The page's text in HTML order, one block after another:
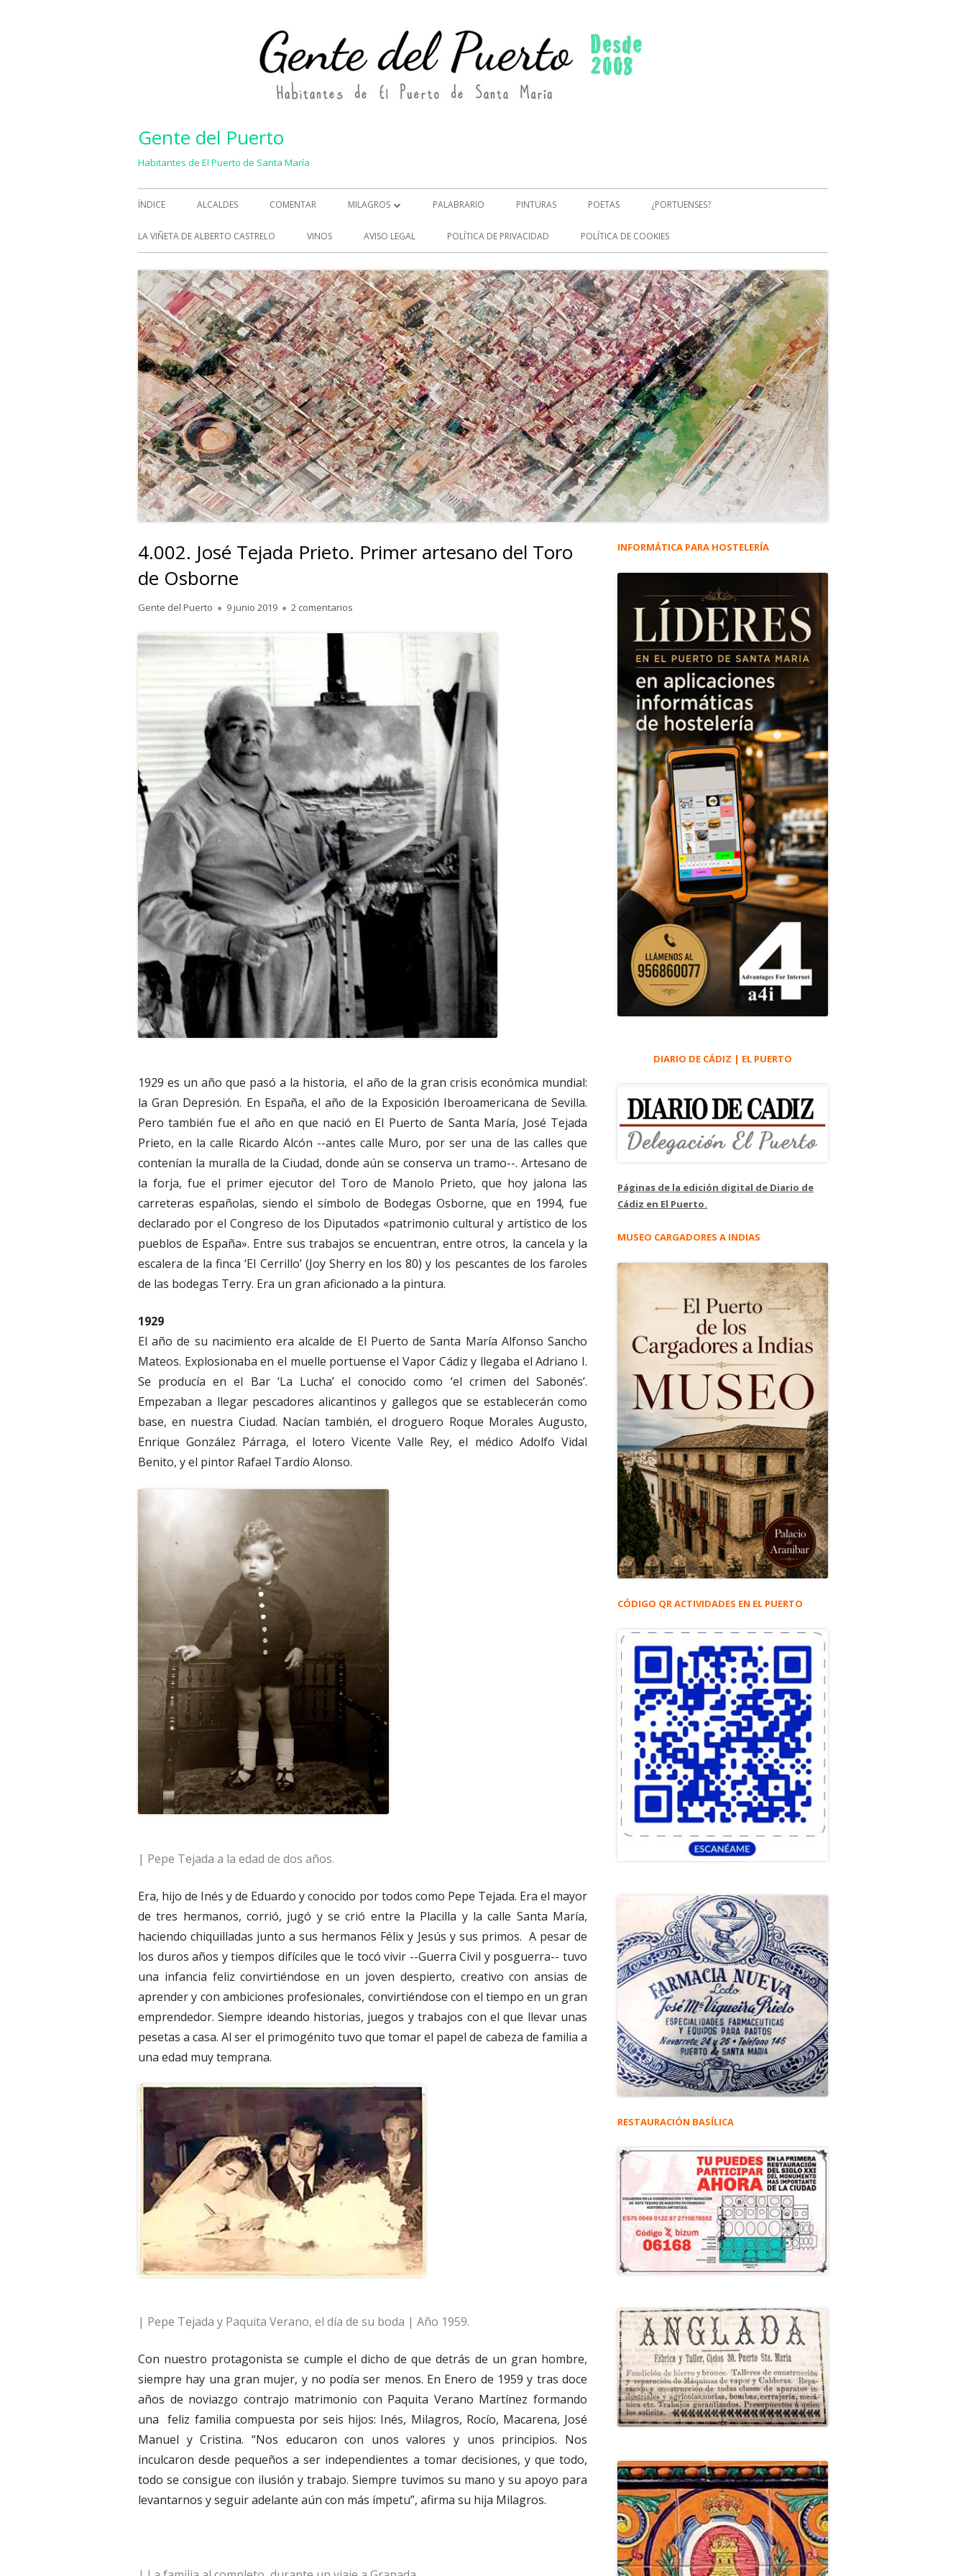
Gente del Puerto
Habitantes de El Puerto de Santa María
Menú
principal
ÍNDICE ALCALDES COMENTAR MILAGROS
MILAGROS (2)
PALABRARIO PINTURAS POETAS ¿PORTUENSES?
LA VIÑETA DE ALBERTO CASTRELO VINOS AVISO LEGAL POLÍTICA DE PRIVACIDAD POLÍTICA DE COOKIES
4.002. José Tejada Prieto. Primer artesano del Toro
de Osborne
Autor
Gente del Puerto
Publicado
9 junio 2019 2 comentarios en 4.002. José Tejada Prieto. Primer artesano del Toro de Osborne
1929 es un año que pasó a la historia, el año de la gran crisis económica mundial:
la Gran Depresión. En España, el año de la Exposición Iberoamericana de Sevilla.
Pero también fue el año en que nació en El Puerto de Santa María, José Tejada
Prieto, en la calle Ricardo Alcón --antes calle Muro, por ser una de las calles que
contenían la muralla de la Ciudad, donde aún se conserva un tramo--. Artesano de
la forja, fue el primer ejecutor del Toro de Manolo Prieto, que hoy jalona las
carreteras españolas, siendo el símbolo de Bodegas Osborne, que en 1994, fue
declarado por el Congreso de los Diputados «patrimonio cultural y artístico de los
pueblos de España». Entre sus trabajos se encuentran, entre otros, la cancela y la
escalera de la finca ‘El Cerrillo’ (Joy Sherry en los 80) y los pescantes de los faroles
de las bodegas Terry. Era un gran aficionado a la pintura.
1929
El año de su nacimiento era alcalde de El Puerto de Santa María Alfonso Sancho
Mateos. Explosionaba en el muelle portuense el Vapor Cádiz y llegaba el Adriano I.
Se producía en el Bar ‘La Lucha’ el conocido como ‘el crimen del Sabonés’.
Empezaban a llegar pescadores alicantinos y gallegos que se establecerán como
base, en nuestra Ciudad. Nacían también, el droguero Roque Morales Augusto,
Enrique González Párraga, el lotero Vicente Valle Rey, el médico Adolfo Vidal
Benito, y el pintor Rafael Tardío Alonso.
| Pepe Tejada a la edad de dos años.
Era, hijo de Inés y de Eduardo y conocido por todos como Pepe Tejada. Era el mayor
de tres hermanos, corrió, jugó y se crió entre la Placilla y la calle Santa María,
haciendo chiquilladas junto a sus hermanos Félix y Jesús y sus primos. A pesar de
los duros años y tiempos difíciles que le tocó vivir --Guerra Civil y posguerra-- tuvo
una infancia feliz convirtiéndose en un joven despierto, creativo con ansias de
aprender y con ambiciones profesionales, convirtiéndose con el tiempo en un gran
emprendedor. Siempre ideando historias, juegos y trabajos con el que llevar unas
pesetas a casa. Al ser el primogénito tuvo que tomar el papel de cabeza de familia a
una edad muy temprana.
| Pepe Tejada y Paquita Verano, el día de su boda | Año 1959.
Con nuestro protagonista se cumple el dicho de que detrás de un gran hombre,
siempre hay una gran mujer, y no podía ser menos. En Enero de 1959 y tras doce
años de noviazgo contrajo matrimonio con Paquita Verano Martínez formando
una
feliz familia compuesta por seis hijos: Inés, Milagros, Rocío, Macarena, José
Manuel y Cristina. “Nos educaron con unos valores y unos principios. Nos
inculcaron desde pequeños a ser independientes a tomar decisiones, y que todo,
todo se consigue con ilusión y trabajo. Siempre tuvimos su mano y su apoyo para
levantarnos y seguir adelante aún con más ímpetu”, afirma su hija Milagros.
Barra
principal
INFORMÁTICA PARA HOSTELERÍA
DIARIO DE CÁDIZ | EL PUERTO
Páginas de la edición digital de Diario de
Cádiz en El Puerto.
MUSEO CARGADORES A INDIAS
CÓDIGO QR ACTIVIDADES EN EL PUERTO
RESTAURACIÓN BASÍLICA